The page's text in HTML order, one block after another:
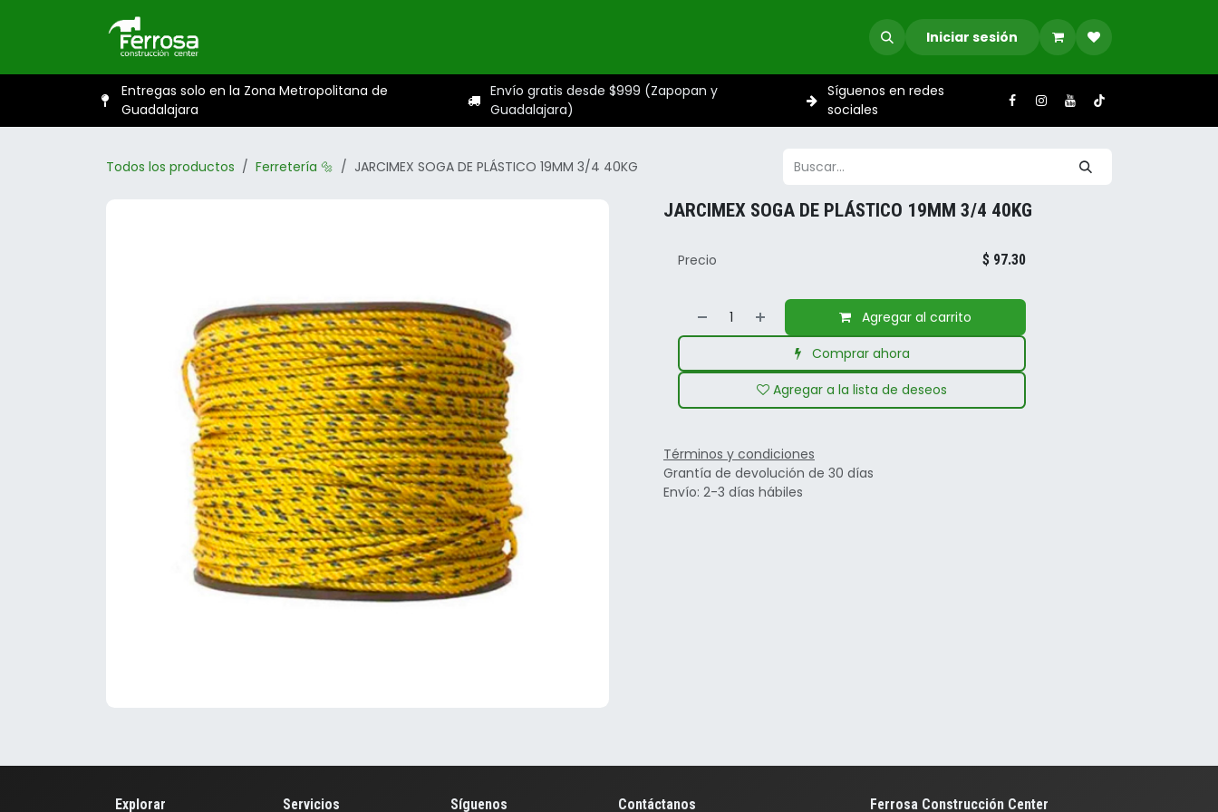
Iniciar sesión
Entregas solo en la Zona Metropolitana de
Guadalajara
Envío gratis desde $999 (Zapopan y
Guadalajara)
Síguenos en redes
sociales
Todos los productos Ferretería 🔩 JARCIMEX SOGA DE PLÁSTICO 19MM 3/4 40KG
JARCIMEX SOGA DE PLÁSTICO 19MM 3/4 40KG
Agregar al carrito
Comprar ahora
Agregar a la lista de deseos
Precio $ 97.30
Términos y condiciones
Grantía de devolución de 30 días
Envío: 2-3 días hábiles
Explorar Servicios Ferrosa Construcción Center
Síguenos Contáctanos